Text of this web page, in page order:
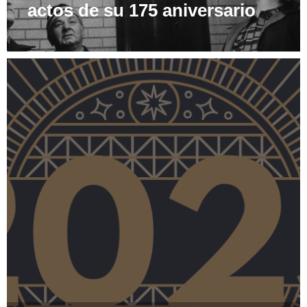
actos de su 175 aniversario